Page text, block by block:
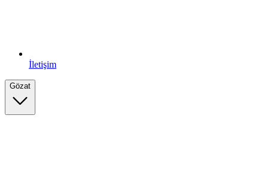
İletişim
Gözat